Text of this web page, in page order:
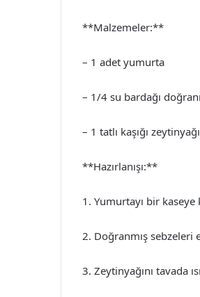
**Malzemeler:**
– 1 adet yumurta
– 1/4 su bardağı
– 1 tatlı kaşığı zeytinyağı
**Hazırlanışı:**
1. Yumurtayı bir kaseye
2. Doğranmış sebzeleri
3. Zeytinyağını tavada